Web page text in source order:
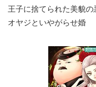
王子に捨てられた美貌
オヤジといやがらせ婚